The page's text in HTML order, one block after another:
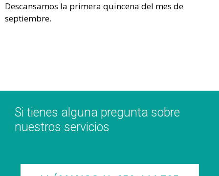
Descansamos la primera quincena del mes de
septiembre.
Si tienes alguna pregunta sobre
nuestros servicios